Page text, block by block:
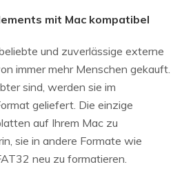
mit Mac kompatibel
und zuverlässige externe
immer mehr Menschen gekauft.
sind, werden sie im
geliefert. Die einzige
auf Ihrem Mac zu
sie in andere Formate wie
neu zu formatieren.